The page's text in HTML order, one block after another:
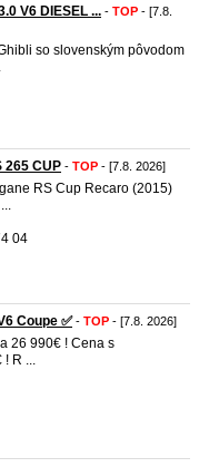
V6 DIESEL ... - TOP - [7.8.
so slovenským pôvodom
265 CUP - TOP - [7.8. 2026]
RS Cup Recaro (2015)
04
Coupe ✅- TOP - [7.8. 2026]
26 990€ ! Cena s
! R ...